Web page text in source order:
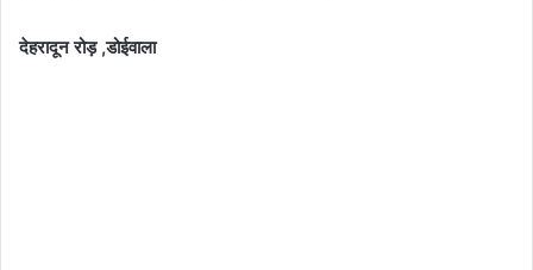
देहरादून रोड़ ,डोईवाला